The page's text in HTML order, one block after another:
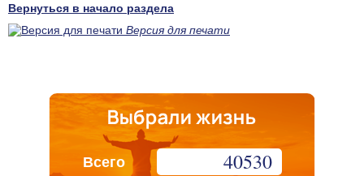
Вернуться в начало раздела
Версия для печати
Всего 40530